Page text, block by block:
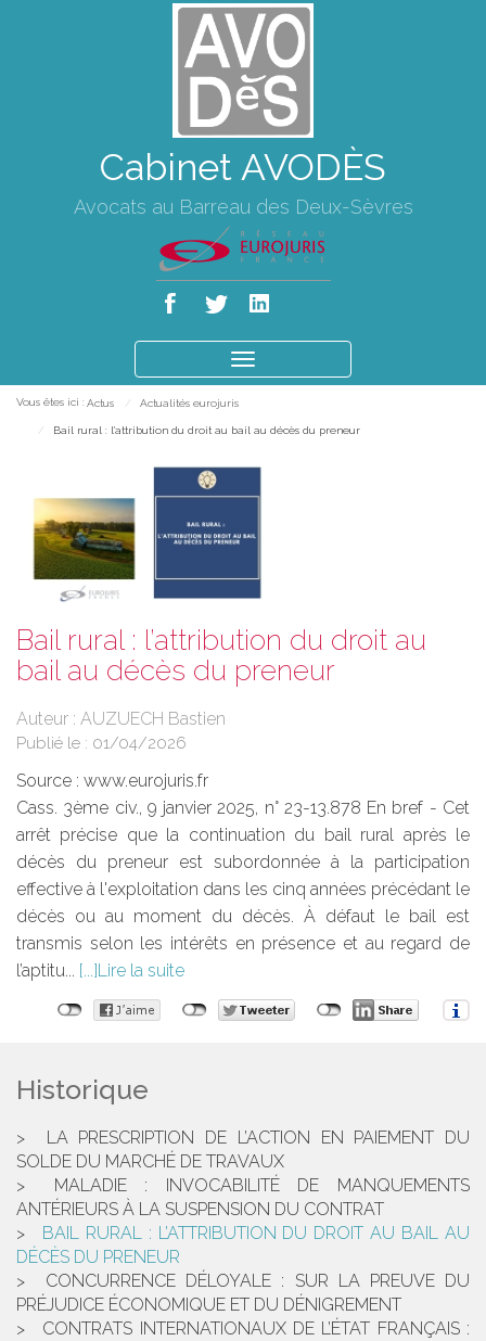
Cabinet AVODÈS
Avocats au Barreau des Deux-Sèvres
le
Vous êtes ici : Actus Actualités eurojuris
Bail rural : l’attribution du droit au bail au décès du preneur
Bail rural : l’attribution du droit au
bail au décès du preneur
Auteur : AUZUECH Bastien
Publié le : 01/04/2026
Source : www.eurojuris.fr
Cass. 3ème civ., 9 janvier 2025, n° 23-13.878 En bref - Cet
arrêt précise que la continuation du bail rural après le
décès du preneur est subordonnée à la participation
effective à l'exploitation dans les cinq années précédant le
décès ou au moment du décès. À défaut le bail est
transmis selon les intérêts en présence et au regard de
l’aptitu...
Lire la suite
Historique
LA PRESCRIPTION DE L’ACTION EN PAIEMENT DU
SOLDE DU MARCHÉ DE TRAVAUX
MALADIE : INVOCABILITÉ DE MANQUEMENTS
ANTÉRIEURS À LA SUSPENSION DU CONTRAT
BAIL RURAL : L’ATTRIBUTION DU DROIT AU BAIL AU
DÉCÈS DU PRENEUR
CONCURRENCE DÉLOYALE : SUR LA PREUVE DU
PRÉJUDICE ÉCONOMIQUE ET DU DÉNIGREMENT
CONTRATS INTERNATIONAUX DE L’ÉTAT FRANÇAIS :